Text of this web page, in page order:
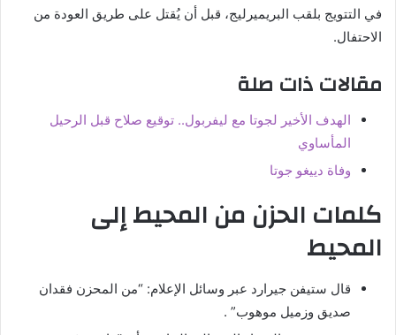
في التتويج بلقب البريميرليج، قبل أن يُقتل على طريق العودة من
الاحتفال.
مقالات ذات صلة
الهدف الأخير لجوتا مع ليفربول.. توقيع صلاح قبل الرحيل
المأساوي
وفاة دييغو جوتا
كلمات الحزن من المحيط إلى
المحيط
قال ستيفن جيرارد عبر وسائل الإعلام: “من المحزن فقدان
صديق وزميل موهوب” .